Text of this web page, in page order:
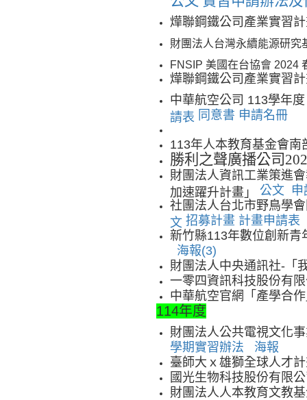
燁聯鋼鐵公司產業實習
財團法人台灣永續能源研
FNSIP 美國在台協會
燁聯鋼鐵公司產業實習
中華航空公司 113學年
請表 同意書 申請名冊
113年人本教育基金會
勝利之聲廣播公司
財團法人資訊工業策進
加速躍升計畫」 公文 申
社團法人台北市野鳥學
文 招募計畫 計畫申請表
新竹縣113年數位創新
海報(3)
財團法人中央通訊社-「
一零四資訊科技股份有
中華航空官網「產學合
114年度
財團法人公共電視文化
學期實習辦法
海報
臺師大ｘ雄獅全球人才
國光生物科技股份有限
財團法人人本教育文教